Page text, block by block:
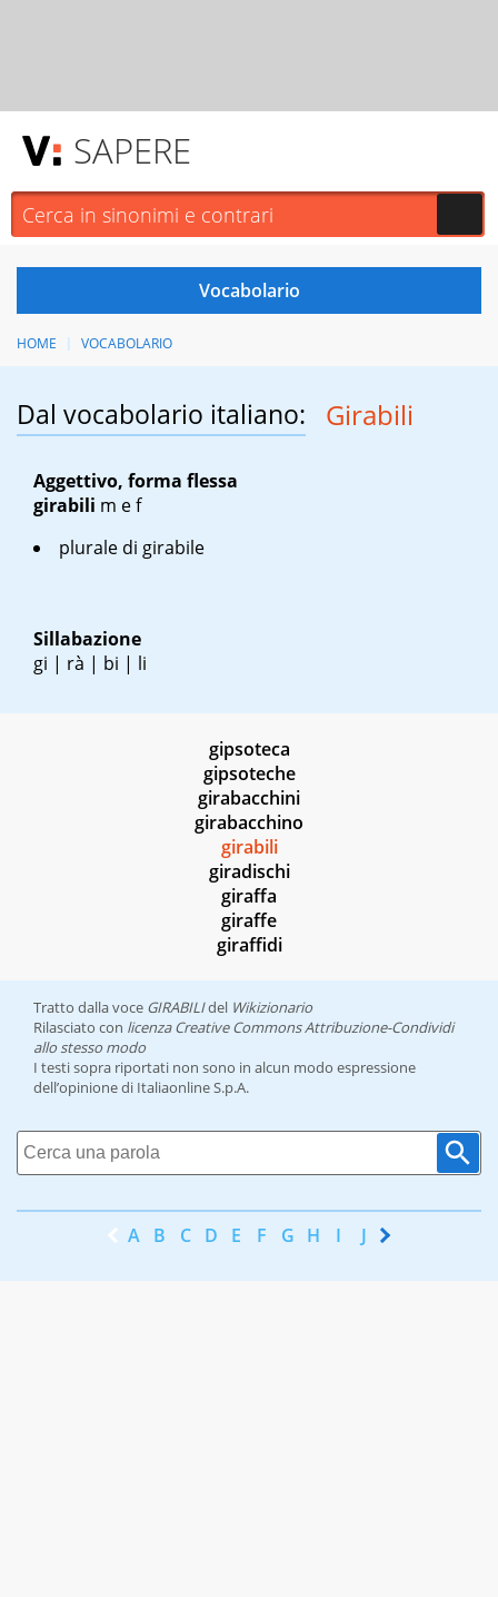
SAPERE
HOME VOCABOLARIO
Dal vocabolario italiano: Girabili
Aggettivo, forma flessa
girabili m ef
plurale di girabile
Sillabazione
gi | rà | bi | li
gipsoteca
gipsoteche
girabacchini
girabacchino
girabili
giradischi
giraffa
giraffe
giraffidi
Tratto dalla voce GIRABILIdel Wikizionario
Rilasciato con licenza Creative Commons Attribuzione-Condividi
allo stesso modo
I testi sopra riportati non sono in alcun modo espressione
dell’opinione di Italiaonline S.p.A.
A B C D E F G H I J K